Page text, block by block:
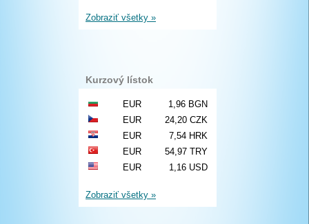
Zobraziť všetky »
Kurzový lístok
EUR
1,96 BGN
EUR
24,20 CZK
EUR
7,54 HRK
EUR
54,97 TRY
EUR
1,16 USD
Zobraziť všetky »